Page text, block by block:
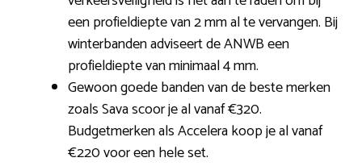
een profieldiepte van 2 mm al te vervangen. Bij
winterbanden adviseert de ANWB een
profieldiepte van minimaal 4 mm.
Gewoon goede banden van de beste merken
zoals Sava scoor je al vanaf €320.
Budgetmerken als Accelera koop je al vanaf
€220 voor een hele set.